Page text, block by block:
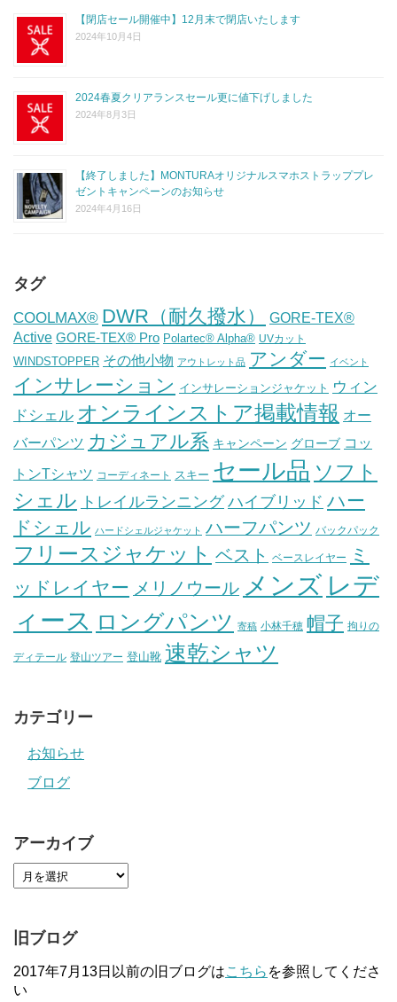
【閉店セール開催中】12月末で閉店いたします
2024年10月4日
2024春夏クリアランスセール更に値下げしました
2024年8月3日
【終了しました】MONTURAオリジナルスマホストラッププレ
ゼントキャンペーンのお知らせ
2024年4月16日
タグ
COOLMAX® DWR（耐久撥水）
GORE-TEX®
Active GORE-TEX® Pro Polartec® Alpha® UVカット
WINDSTOPPER その他小物 アウトレット品 アンダー イベント
インサレーション インサレーションジャケット ウィン
ドシェル オンラインストア掲載情報 オー
バーパンツ カジュアル系 キャンペーン グローブ コッ
トンTシャツ コーディネート スキー セール品 ソフト
シェル トレイルランニング ハイブリッド ハー
ドシェル ハードシェルジャケット ハーフパンツ バックパック
フリースジャケット ベスト ベースレイヤー
ミ
ッドレイヤー メリノウール メンズ レデ
ィース ロングパンツ 寄稿 小林千穂 帽子 拘りの
ディテール 登山ツアー 登山靴 速乾シャツ
カテゴリー
お知らせ
ブログ
アーカイブ
旧ブログ
2017年7月13日以前の旧ブログはこちら を参照してくださ
い